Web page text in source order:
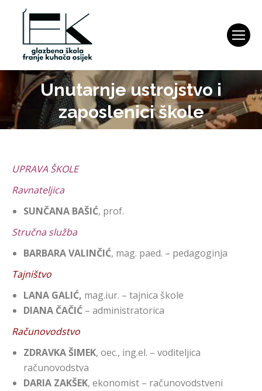
Unutarnje ustrojstvo i
zaposlenici škole
You are here:
UPRAVA ŠKOLE
Ravnateljica
SUNČANA BAŠIĆ, prof.
Stručna služba
BARBARA VALINČIĆ, mag. paed. – pedagoginja
Tajništvo
LANA GALIĆ, mag.iur. – tajnica škole
DIANA ČAČIĆ – administratorica
Računovodstvo
ZDRAVKA ŠIMEK, oec., ing.el. – voditeljica
računovodstva
DARIA ZAKŠEK, ekonomist – računovodstveni